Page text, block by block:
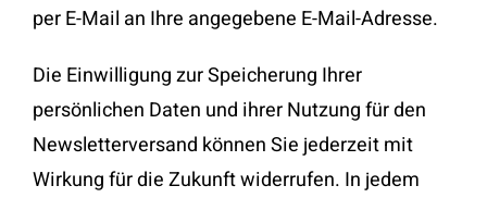
per E-Mail an Ihre angegebene E-Mail-Adresse.
Die Einwilligung zur Speicherung Ihrer
persönlichen Daten und ihrer Nutzung für den
Newsletterversand können Sie jederzeit mit
Wirkung für die Zukunft widerrufen. In jedem